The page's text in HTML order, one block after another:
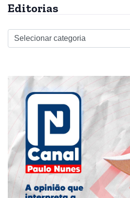
Editorias